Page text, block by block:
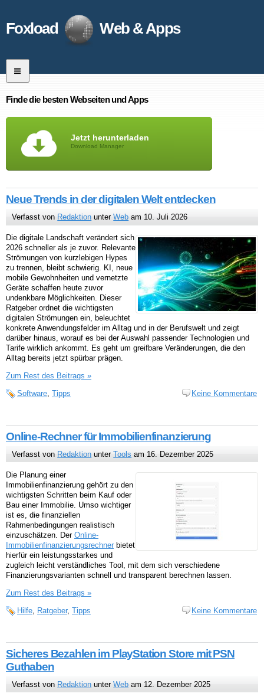
Foxload Web & Apps
Finde die besten Webseiten und Apps
Jetzt herunterladen
Download Manager
Neue Trends in der digitalen Welt entdecken
Verfasst von Redaktion unterWeb am 10. Juli 2026
Die digitale Landschaft verändert sich
2026 schneller als je zuvor. Relevante
Strömungen von kurzlebigen Hypes
zu trennen, bleibt schwierig. KI, neue
mobile Gewohnheiten und vernetzte
Geräte schaffen heute zuvor
undenkbare Möglichkeiten. Dieser
Ratgeber ordnet die wichtigsten
digitalen Strömungen ein, beleuchtet
konkrete Anwendungsfelder im Alltag und in der Berufswelt und zeigt
darüber hinaus, worauf es bei der Auswahl passender Technologien und
Tarife wirklich ankommt. Es geht um greifbare Veränderungen, die den
Alltag bereits jetzt spürbar prägen.
Zum Rest des Beitrags »
Software Tipps Keine Kommentare
Online-Rechner für Immobilienfinanzierung
Verfasst von Redaktion unterTools am 16. Dezember 2025
Die Planung einer
Immobilienfinanzierung gehört zu den
wichtigsten Schritten beim Kauf oder
Bau einer Immobilie. Umso wichtiger
ist es, die finanziellen
Rahmenbedingungen realistisch
einzuschätzen. Der Online-
Immobilienfinanzierungsrechner bietet
hierfür ein leistungsstarkes und
zugleich leicht verständliches Tool, mit dem sich verschiedene
Finanzierungsvarianten schnell und transparent berechnen lassen.
Zum Rest des Beitrags »
Hilfe
Ratgeber, Tipps Keine Kommentare
Sicheres Bezahlen im PlayStation Store mit PSN
Guthaben
Verfasst von Redaktion unterWeb am 12. Dezember 2025